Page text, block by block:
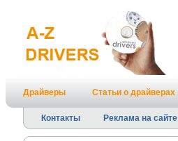
Драйверы Статьи о драйверах
Контакты Реклама на сайте